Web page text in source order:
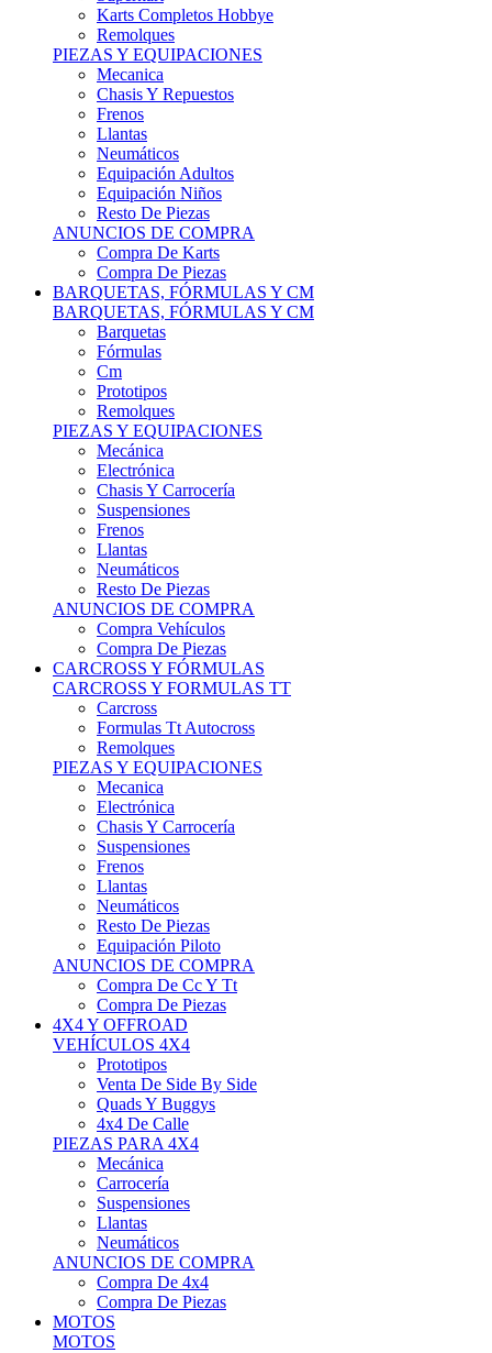
Remolques
PIEZAS Y EQUIPACIONES
Mecanica
Chasis Y Repuestos
Frenos
Llantas
Neumáticos
Equipación Adultos
Equipación Niños
Resto De Piezas
ANUNCIOS DE COMPRA
Compra De Karts
Compra De Piezas
BARQUETAS, FÓRMULAS Y CM
BARQUETAS, FÓRMULAS Y CM
Barquetas
Fórmulas
Cm
Prototipos
Remolques
PIEZAS Y EQUIPACIONES
Mecánica
Electrónica
Chasis Y Carrocería
Suspensiones
Frenos
Llantas
Neumáticos
Resto De Piezas
ANUNCIOS DE COMPRA
Compra Vehículos
Compra De Piezas
CARCROSS Y FÓRMULAS
CARCROSS Y FORMULAS TT
Carcross
Formulas Tt Autocross
Remolques
PIEZAS Y EQUIPACIONES
Mecanica
Electrónica
Chasis Y Carrocería
Suspensiones
Frenos
Llantas
Neumáticos
Resto De Piezas
Equipación Piloto
ANUNCIOS DE COMPRA
Compra De Cc Y Tt
Compra De Piezas
4X4 Y OFFROAD
VEHÍCULOS 4X4
Prototipos
Venta De Side By Side
Quads Y Buggys
4x4 De Calle
PIEZAS PARA 4X4
Mecánica
Carrocería
Suspensiones
Llantas
Neumáticos
ANUNCIOS DE COMPRA
Compra De 4x4
Compra De Piezas
MOTOS
MOTOS
Motos De Circuito